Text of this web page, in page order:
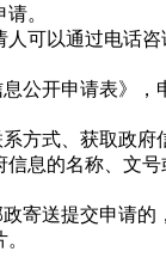
。
可以通过电话咨
公开申请表》
方式、获取政
息的名称、文
寄送提交申请